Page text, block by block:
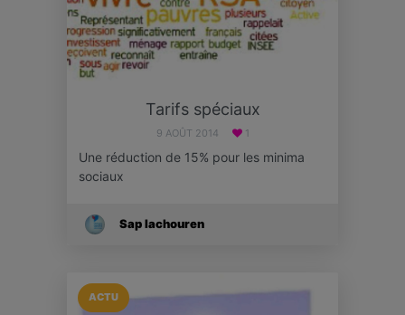
Tarifs spéciaux
9 AOÛT 2014 1
Une réduction de 15% pour les minima
sociaux
Sap Iachouren
ACTU